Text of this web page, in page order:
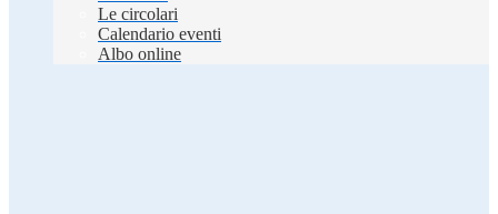
Le circolari
Calendario eventi
Albo online